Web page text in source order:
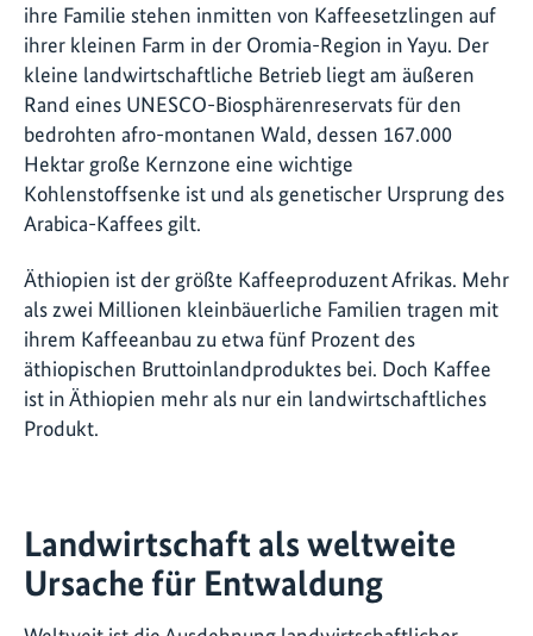
ihre Familie stehen inmitten von Kaffeesetzlingen auf
ihrer kleinen Farm in der Oromia-Region in Yayu. Der
kleine landwirtschaftliche Betrieb liegt am äußeren
Rand eines UNESCO-Biosphärenreservats für den
bedrohten afro-montanen Wald, dessen 167.000
Hektar große Kernzone eine wichtige
Kohlenstoffsenke ist und als genetischer Ursprung des
Arabica-Kaffees gilt.
Äthiopien ist der größte Kaffeeproduzent Afrikas. Mehr
als zwei Millionen kleinbäuerliche Familien tragen mit
ihrem Kaffeeanbau zu etwa fünf Prozent des
äthiopischen Bruttoinlandproduktes bei. Doch Kaffee
ist in Äthiopien mehr als nur ein landwirtschaftliches
Produkt.
Landwirtschaft als weltweite
Ursache für Entwaldung